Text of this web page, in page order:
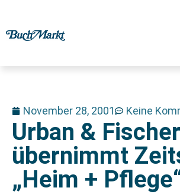
November 28, 2001 Keine
Urban & Fischer
übernimmt
„Heim +